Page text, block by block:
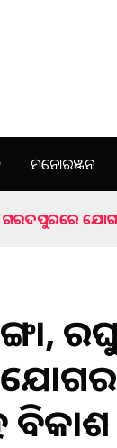
ମନୋରଞ୍ଜନ
ଓ ଗରଦପୁରରେ